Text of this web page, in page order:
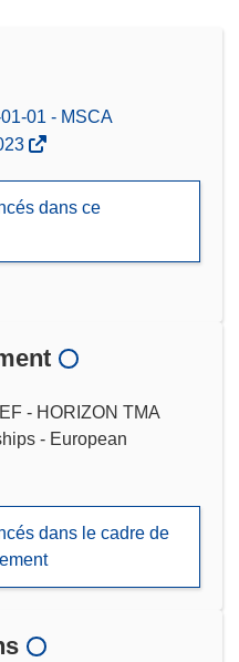
01 - MSCA
dans ce
- HORIZON TMA
- European
dans le cadre de